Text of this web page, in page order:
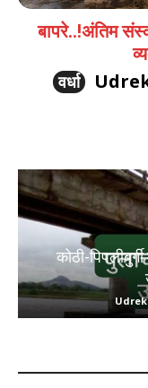
बापरे..!अंतिम
वर्धा
कोठी-